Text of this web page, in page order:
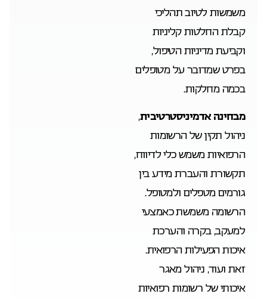
משמשות לטיוב תהליכי
קבלת החלטות קליניות
וקביעת מדיניות הטיפול,
בפרט שמדובר על מטופלים
בכמה מחלקות.
מבחינה אדמיניסטרטיבית,
ניהול תקין של הרשומות
הרפואיות משמש כלי לדיווח,
תקשורת והעברת מידע בין
גורמים מטפלים ולמטופל.
הרשומה משמשת כאמצעי
למעקב, בקרה והערכת
איכות הפעילות הרפואית.
זאת ועוד, ניהול מאגר
איכותי של רשומות רפואיות